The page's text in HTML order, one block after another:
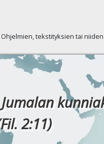
tekstityksien tai
2:11)